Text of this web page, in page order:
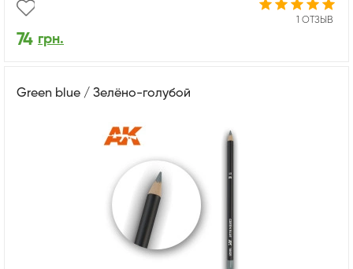
1 ОТЗЫВ
74 грн.
Green blue / Зелёно-голубой